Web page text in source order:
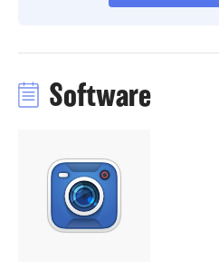
UAE
Ukraine
United States
Software